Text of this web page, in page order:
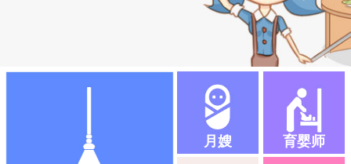
月嫂 育婴师